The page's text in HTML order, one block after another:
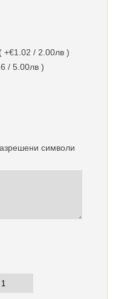
+€1.02 / 2.00лв )
/ 5.00лв )
символи